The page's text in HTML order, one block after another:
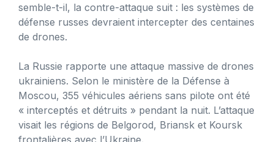
semble-t-il, la contre-attaque suit : les systèmes de
défense russes devraient intercepter des centaines
de drones.
La Russie rapporte une attaque massive de drones
ukrainiens. Selon le ministère de la Défense à
Moscou, 355 véhicules aériens sans pilote ont été
« interceptés et détruits » pendant la nuit. L’attaque
visait les régions de Belgorod, Briansk et Koursk
frontalières avec l’Ukraine.